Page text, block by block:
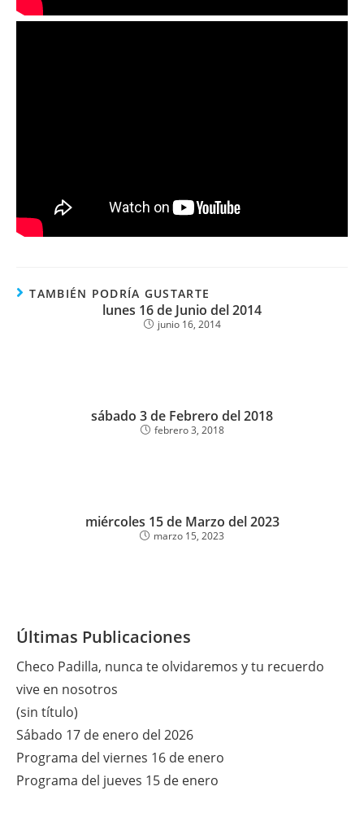
TAMBIÉN PODRÍA GUSTARTE
lunes 16 de Junio del 2014
junio 16, 2014
sábado 3 de Febrero del 2018
febrero 3, 2018
miércoles 15 de Marzo del 2023
marzo 15, 2023
Últimas Publicaciones
Checo Padilla, nunca te olvidaremos y tu recuerdo
vive en nosotros
(sin título)
Sábado 17 de enero del 2026
Programa del viernes 16 de enero
Programa del jueves 15 de enero